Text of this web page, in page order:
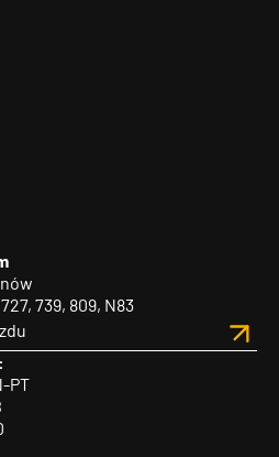
739, 809, N83
PT